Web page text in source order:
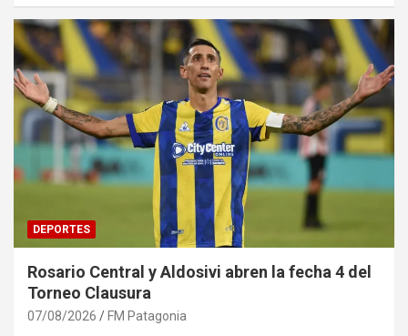
DEPORTES
Rosario Central y Aldosivi abren la fecha 4 del
Torneo Clausura
07/08/2026 FM Patagonia